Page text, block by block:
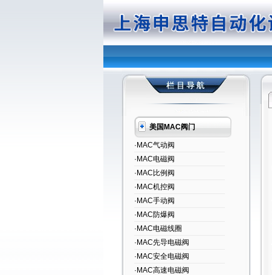
美国MAC阀门
·MAC气动阀
·MAC电磁阀
·MAC比例阀
·MAC机控阀
·MAC手动阀
·MAC防爆阀
·MAC电磁线圈
·MAC先导电磁阀
·MAC安全电磁阀
·MAC高速电磁阀